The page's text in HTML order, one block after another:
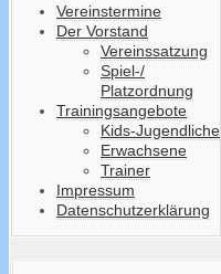
Vereinstermine
Der Vorstand
Vereinssatzung
Spiel-/
Platzordnung
Trainingsangebote
Kids-Jugendliche
Erwachsene
Trainer
Impressum
Datenschutzerklärung